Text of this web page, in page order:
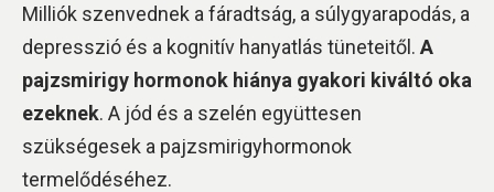
Milliók szenvednek a fáradtság, a súlygyarapodás, a
depresszió és a kognitív hanyatlás tüneteitől. A
pajzsmirigy hormonok hiánya gyakori kiváltó oka
ezeknek. A jód és a szelén együttesen
szükségesek a pajzsmirigyhormonok
termelődéséhez.